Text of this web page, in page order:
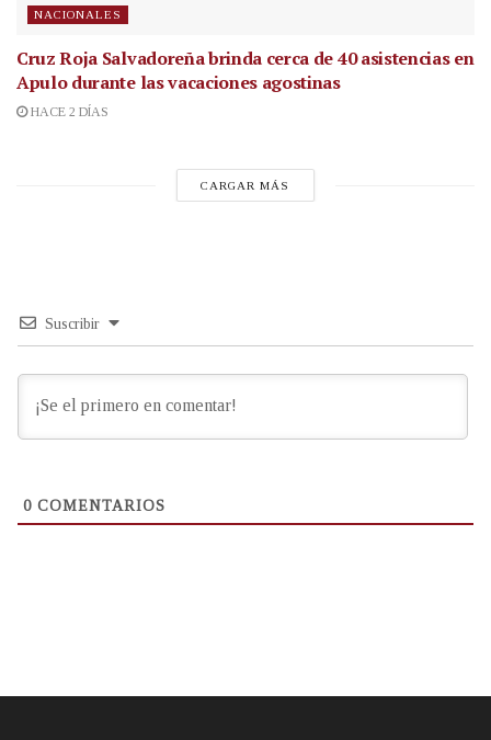
NACIONALES
Cruz Roja Salvadoreña brinda cerca de 40 asistencias en
Apulo durante las vacaciones agostinas
HACE 2 DÍAS
CARGAR MÁS
Suscribir
0 COMENTARIOS